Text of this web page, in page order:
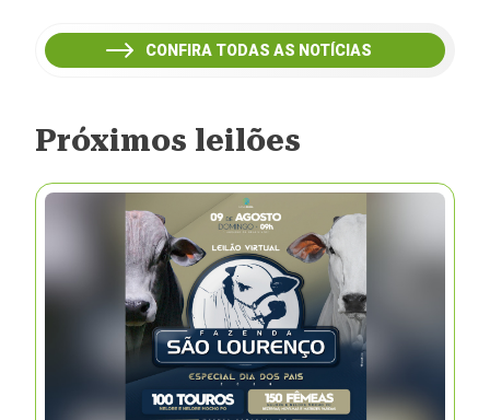
CONFIRA TODAS AS NOTÍCIAS
Próximos leilões